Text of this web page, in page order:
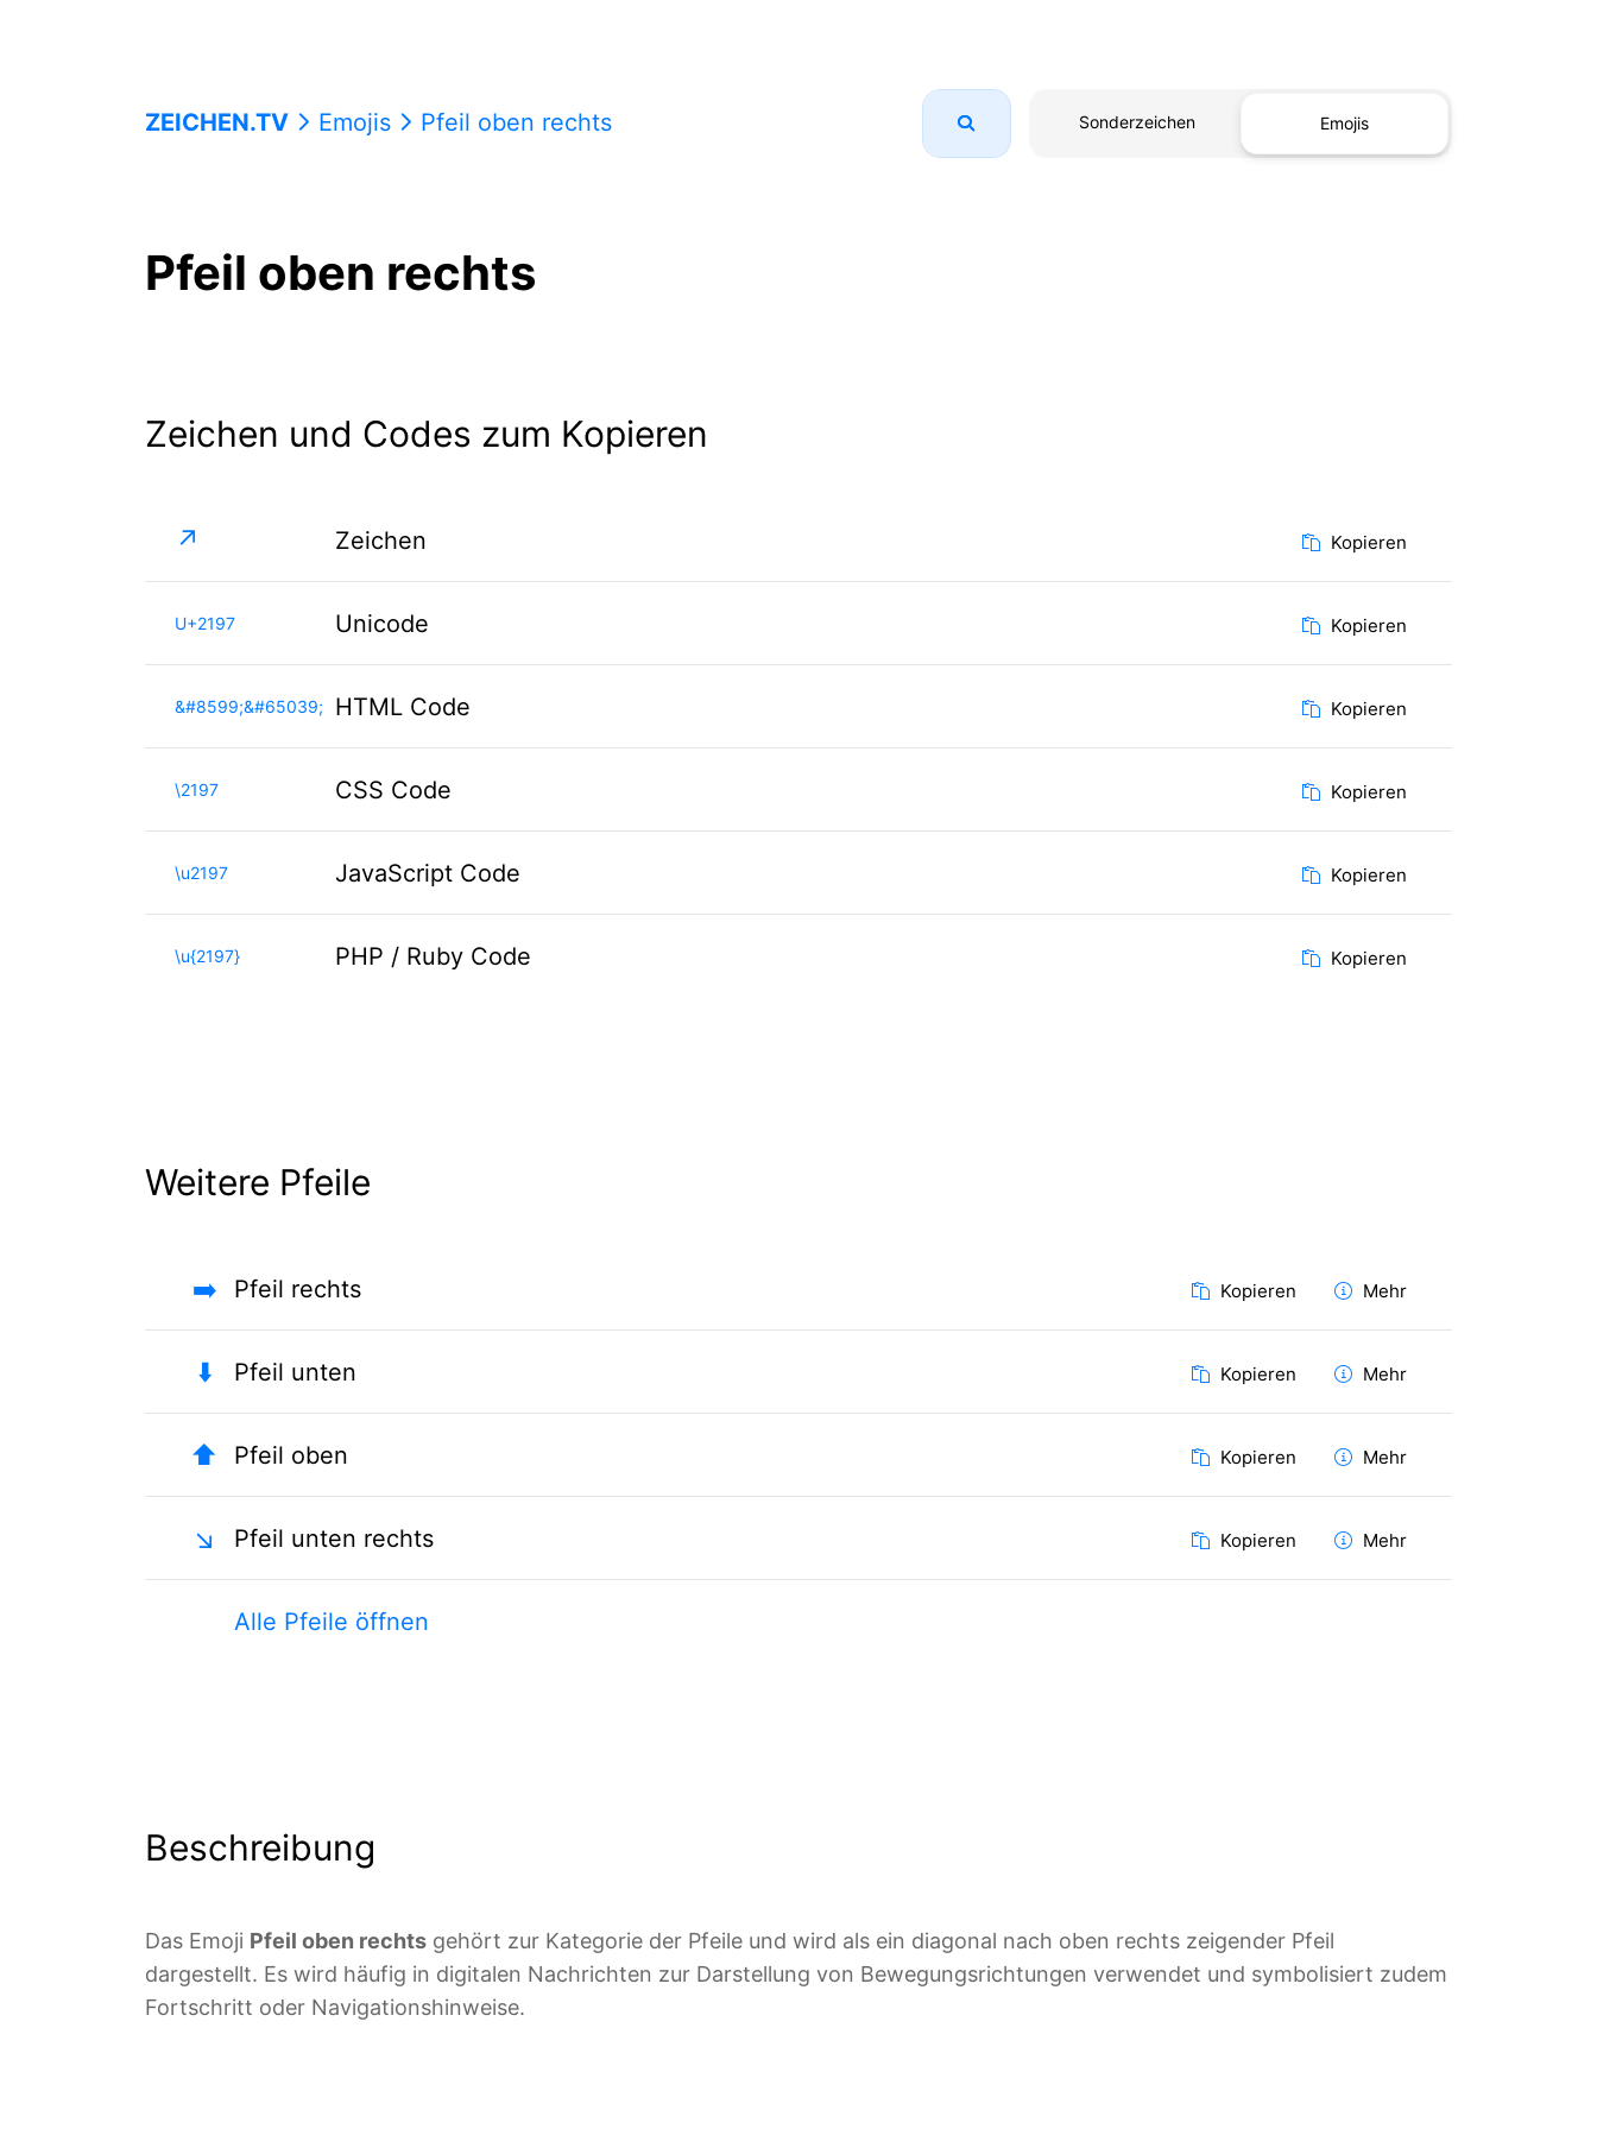
ZEICHEN.TV Emojis Pfeil oben rechts Sonderzeichen Emojis
Pfeil oben rechts
Zeichen und Codes zum Kopieren
↗️ Zeichen Kopieren
U+2197 Unicode Kopieren
&#8599;&#65039; HTML Code Kopieren
\2197 CSS Code Kopieren
\u2197 JavaScript Code Kopieren
\u{2197} PHP / Ruby Code Kopieren
Weitere Pfeile
➡️ Pfeil rechts Kopieren Mehr
⬇️ Pfeil unten Kopieren Mehr
⬆️ Pfeil oben Kopieren Mehr
↘️ Pfeil unten rechts Kopieren Mehr
Alle Pfeile öffnen
Beschreibung
Das Emoji Pfeil oben rechts gehört zur Kategorie der Pfeile und wird als ein diagonal nach oben rechts zeigender Pfeil
dargestellt. Es wird häufig in digitalen Nachrichten zur Darstellung von Bewegungsrichtungen verwendet und symbolisiert zudem
Fortschritt oder Navigationshinweise.